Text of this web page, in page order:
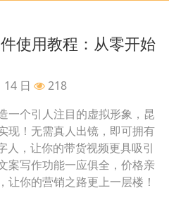
使用教程：从零开始
日
218
一个引人注目的虚拟形象，昆
现！无需真人出镜，即可拥有
人，让你的带货视频更具吸引
案写作功能一应俱全，价格亲
让你的营销之路更上一层楼！